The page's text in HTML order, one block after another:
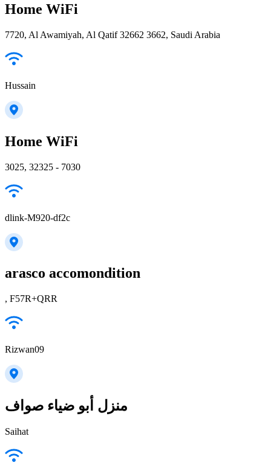
Home WiFi
7720, Al Awamiyah, Al Qatif 32662 3662, Saudi Arabia
Hussain
Home WiFi
3025, 32325 - 7030
dlink-M920-df2c
arasco accomondition
, F57R+QRR
Rizwan09
منزل أبو ضياء صواف
Saihat